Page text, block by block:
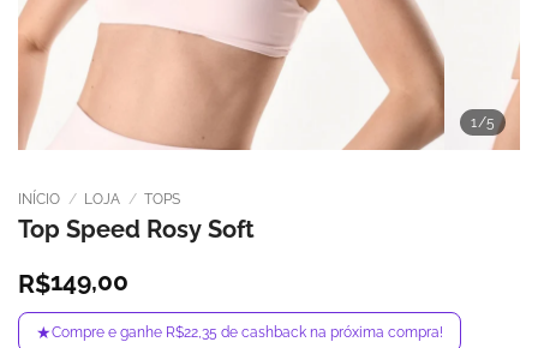
1 /5
INÍCIO / LOJA / TOPS
Top Speed Rosy Soft
R$149,00
★Compre e ganhe R$22,35 de cashback na próxima compra!